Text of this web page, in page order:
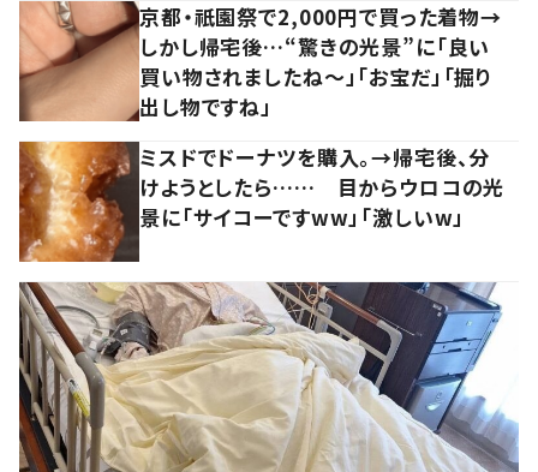
京都・祇園祭で2,000円で買った着物→
しかし帰宅後…“驚きの光景”に「良い
買い物されましたね～」「お宝だ」「掘り
出し物ですね」
ミスドでドーナツを購入。→帰宅後、分
けようとしたら…… 目からウロコの光
景に「サイコーですww」「激しいw」